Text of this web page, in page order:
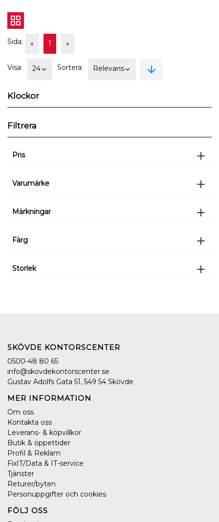
Klockor
Filtrera
Pris
Varumärke
Märkningar
Färg
Storlek
Sida: « 1 »
Visa: 24 Sortera: Relevans
SKÖVDE KONTORSCENTER
0500-48 80 65
info@skovdekontorscenter.se
Gustav Adolfs Gata 51, 549 54 Skövde
MER INFORMATION
Om oss
Kontakta oss
Leverans- & köpvillkor
Butik & öppettider
Profil & Reklam
FixIT/Data & IT-service
Tjänster
Returer/byten
Personuppgifter och cookies
FÖLJ OSS